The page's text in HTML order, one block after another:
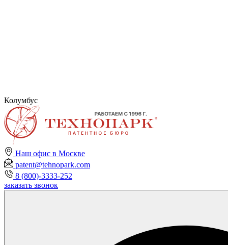
Колумбус
Наш офис в Москве
patent@tehnopark.com
8 (800)-3333-252
заказать звонок